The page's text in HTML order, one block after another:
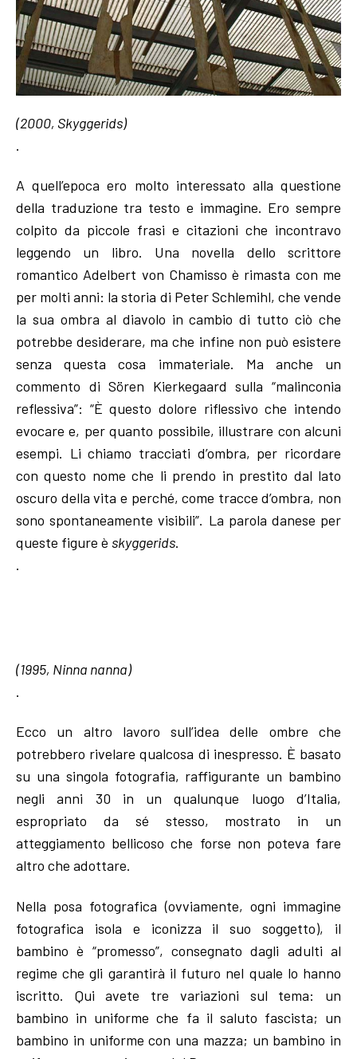
(2000, Skyggerids)
.
A quell’epoca ero molto interessato alla questione
della traduzione tra testo e immagine. Ero sempre
colpito da piccole frasi e citazioni che incontravo
leggendo un libro. Una novella dello scrittore
romantico Adelbert von Chamisso è rimasta con me
per molti anni: la storia di Peter Schlemihl, che vende
la sua ombra al diavolo in cambio di tutto ciò che
potrebbe desiderare, ma che infine non può esistere
senza questa cosa immateriale. Ma anche un
commento di Sören Kierkegaard sulla “malinconia
reflessiva”: “È questo dolore riflessivo che intendo
evocare e, per quanto possibile, illustrare con alcuni
esempi. Li chiamo tracciati d’ombra, per ricordare
con questo nome che li prendo in prestito dal lato
oscuro della vita e perché, come tracce d’ombra, non
sono spontaneamente visibili”. La parola danese per
queste figure è skyggerids.
.
(1995, Ninna nanna)
.
Ecco un altro lavoro sull’idea delle ombre che
potrebbero rivelare qualcosa di inespresso. È basato
su una singola fotografia, raffigurante un bambino
negli anni 30 in un qualunque luogo d’Italia,
espropriato da sé stesso, mostrato in un
atteggiamento bellicoso che forse non poteva fare
altro che adottare.
Nella posa fotografica (ovviamente, ogni immagine
fotografica isola e iconizza il suo soggetto), il
bambino è “promesso”, consegnato dagli adulti al
regime che gli garantirà il futuro nel quale lo hanno
iscritto. Qui avete tre variazioni sul tema: un
bambino in uniforme che fa il saluto fascista; un
bambino in uniforme con una mazza; un bambino in